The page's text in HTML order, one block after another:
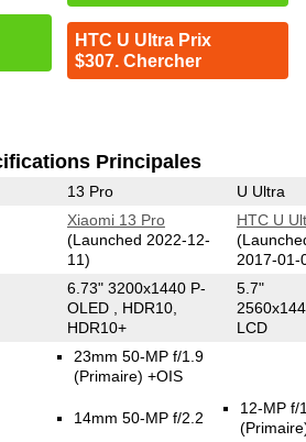
HTC U Ultra Prix
$307. Chercher
Principales
13 Pro U Ultra
Xiaomi 13 Pro
(Launched 2022-12-
11)
HTC U
2017-01-
6.73" 3200x1440 P-
OLED , HDR10,
HDR10+
5.7"
LCD
23mm 50-MP f/1.9
(Primaire) +OIS
14mm 50-MP f/2.2
12-MP f/